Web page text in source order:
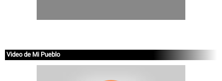
Video de Mi Pueblo